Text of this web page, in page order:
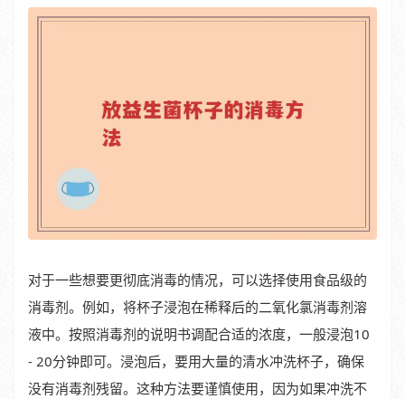
对于一些想要更彻底消毒的情况，可以选择使用食品级的
消毒剂。例如，将杯子浸泡在稀释后的二氧化氯消毒剂溶
液中。按照消毒剂的说明书调配合适的浓度，一般浸泡10
- 20分钟即可。浸泡后，要用大量的清水冲洗杯子，确保
没有消毒剂残留。这种方法要谨慎使用，因为如果冲洗不